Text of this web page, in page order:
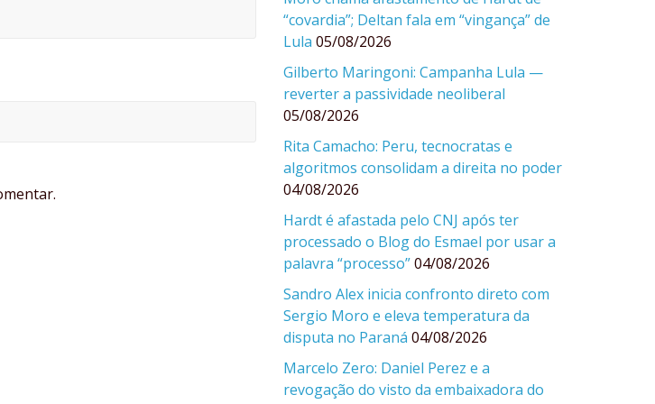
“covardia”; Deltan fala em “vingança” de
Lula 05/08/2026
Gilberto Maringoni: Campanha Lula —
reverter a passividade neoliberal
05/08/2026
Rita Camacho: Peru, tecnocratas e
algoritmos consolidam a direita no poder
04/08/2026
Hardt é afastada pelo CNJ após ter
processado o Blog do Esmael por usar a
palavra “processo”04/08/2026
Sandro Alex inicia confronto direto com
Sergio Moro e eleva temperatura da
disputa no Paraná 04/08/2026
Marcelo Zero: Daniel Perez e a
revogação do visto da embaixadora do